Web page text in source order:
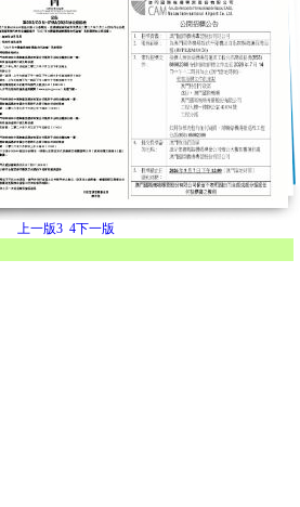
上一版3 4下一版